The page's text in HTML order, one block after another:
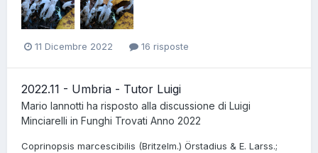
11 Dicembre 2022 16 risposte
2022.11 - Umbria - Tutor Luigi
Mario Iannotti ha risposto alla discussione di Luigi
Minciarelli in Funghi Trovati Anno 2022
Coprinopsis marcescibilis (Britzelm.) Örstadius & E. Larss.;